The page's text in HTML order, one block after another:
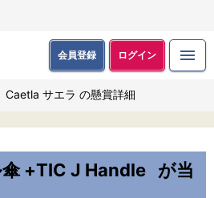
会員登録 ログイン
Caetla サエラ の懸賞詳細
+TIC J Handle
が当